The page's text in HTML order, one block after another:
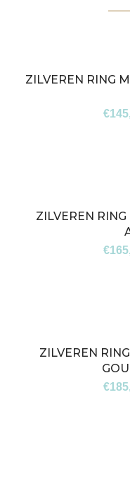
ZILVEREN RING
€
ZILVEREN
€
ZILVEREN
€